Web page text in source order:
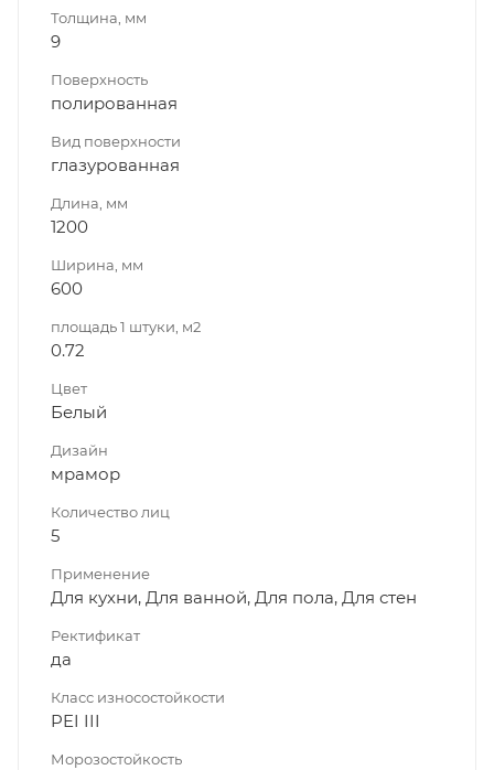
Толщина, мм
9
Поверхность
полированная
Вид поверхности
глазурованная
Длина, мм
1200
Ширина, мм
600
площадь 1 штуки, м2
0.72
Цвет
Белый
Дизайн
мрамор
Количество лиц
5
Применение
Для кухни, Для ванной, Для пола, Для стен
Ректификат
да
Класс износостойкости
PEI III
Морозостойкость